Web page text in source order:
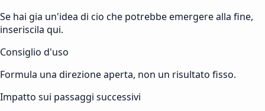
Se hai gia un'idea di cio che potrebbe emergere alla fine,
inseriscila qui.
Consiglio d'uso
Formula una direzione aperta, non un risultato fisso.
Impatto sui passaggi successivi